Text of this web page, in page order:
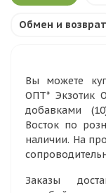
Обмен и возврат
Вы можете
ОПТ* Экзотик
добавками
Восток по
наличии. На
Заказы